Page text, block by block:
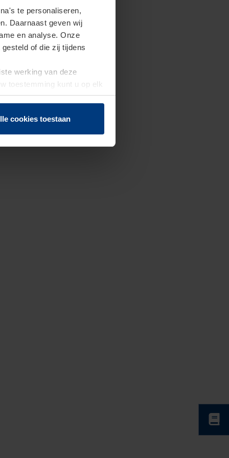
te personaliseren,
Daarnaast geven wij
en analyse. Onze
of die zij tijdens
werking van deze
toestemming kunt u op elk
herroepen.
cookies toestaan